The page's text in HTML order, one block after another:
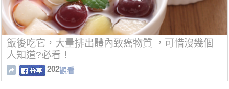
飯後吃它，大量排出體內致癌物質 ，可惜沒幾個
人知道?必看！
202觀看